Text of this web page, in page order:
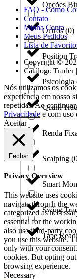
Opções
Outros(0)
Position
Psicologia
Quant
Renda
Scalping (0
Smart
Swing
Tape
FAQ - Como
Contato
Minha Conta
Meus Pedidos
Lista de
Copyright ©
Catálogo Trader
Nós utilizamos os
experiência em nosso
repetidas. Ao
Privacidade e com uso
Aceitar
Fechar
Privacy Overview
This website uses
navigate through the
categorized as
essential for the
also use third-party
you use this website.
only with your
cookies. But opting
browsing experience.
Necessary